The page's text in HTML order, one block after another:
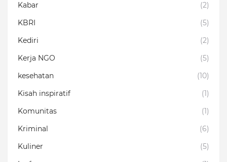
Kabar
(2)
KBRI
(5)
Kediri
(2)
Kerja NGO
(5)
kesehatan
(10)
Kisah inspiratif
(1)
Komunitas
(1)
Kriminal
(6)
Kuliner
(5)